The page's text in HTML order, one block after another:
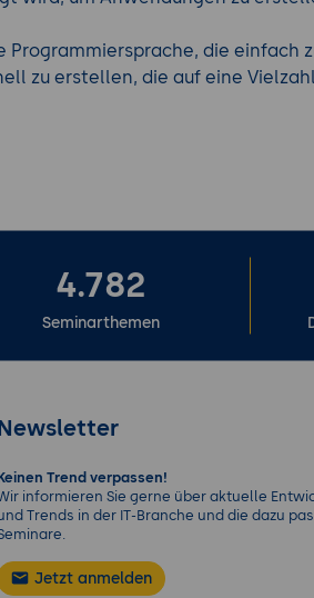
die einfach
zu erstellen, die auf eine
4.782
Seminarthemen
Trend verpassen!
informieren Sie gerne über aktuelle
Trends in der IT-Branche und die dazu
Jetzt anmelden